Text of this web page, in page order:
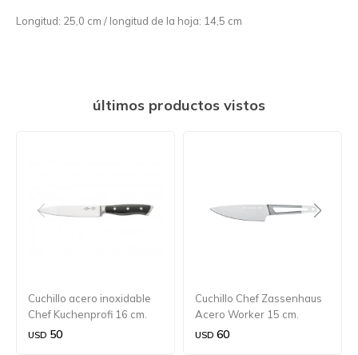
Longitud: 25,0 cm / longitud de la hoja: 14,5 cm
últimos productos vistos
Cuchillo acero inoxidable
Chef Kuchenprofi 16 cm.
USD 50
Cuchillo Chef Zassenhaus
Acero Worker 15 cm.
USD 60